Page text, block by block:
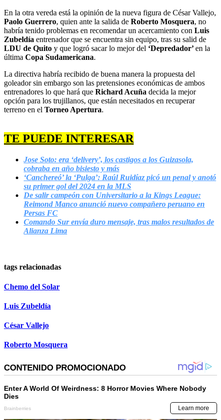
En la otra vereda está la opinión de la nueva figura de César Vallejo,
Paolo Guerrero, quien ante la salida de Roberto Mosquera, no
habría tenido problemas en recomendar un acercamiento con Luis
Zubeldía entrenador que se encuentra sin equipo, tras su salid de
LDU de Quito y que logró sacar lo mejor del ‘Depredador’en la
última Copa Sudamericana.
La directiva habría recibido de buena manera la propuesta del
goleador sin embargo son las pretensiones económicas de ambos
entrenadores lo que hará que Richard Acuña decida la mejor
opción para los trujillanos, que están necesitados en recuperar
terreno en el Torneo Apertura.
TE PUEDE INTERESAR
Jose Soto: era ‘delivery’, los castigos a los Guizasola,
cobraba en año bisiesto y más
‘Canchereó’ la ‘Pulga’: Raúl Ruidíaz picó un penal y anotó
su primer gol del 2024 en la MLS
De salir campeón con Universitario a la Kings League:
Reimond Manco anunció nuevo compañero peruano en
Persas FC
Comando Sur envía duro mensaje, tras malos resultados de
Alianza Lima
tags relacionadas
Chemo del Solar
Luis Zubeldía
César Vallejo
Roberto Mosquera